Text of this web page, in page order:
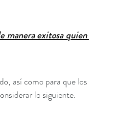
manera exitosa quien
así como para que los
lo siguiente.